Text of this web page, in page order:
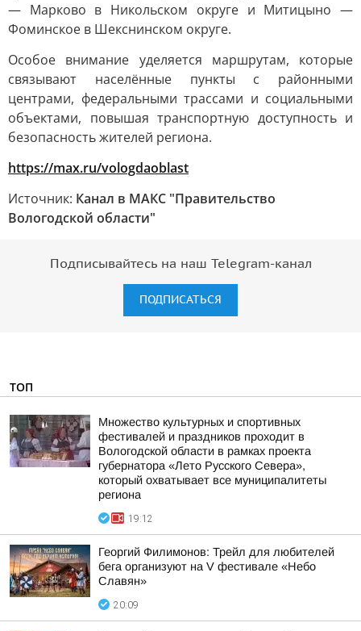
— Марково в Никольском округе и Митицыно —
Фоминское в Шекснинском округе.
Особое внимание уделяется маршрутам, которые
связывают населённые пункты с районными
центрами, федеральными трассами и социальными
объектами, повышая транспортную доступность и
безопасность жителей региона.
https://max.ru/vologdaoblast
Источник: Канал в МАКС "Правительство
Вологодской области"
Подписывайтесь на наш Telegram-канал
ПОДПИСАТЬСЯ
ТОП
Множество культурных и спортивных
фестивалей и праздников проходит в
Вологодской области в рамках проекта
губернатора «Лето Русского Севера»,
который охватывает все муниципалитеты
региона
19:12
Георгий Филимонов: Трейл для любителей
бега организуют на V фестивале «Небо
Славян»
20:09